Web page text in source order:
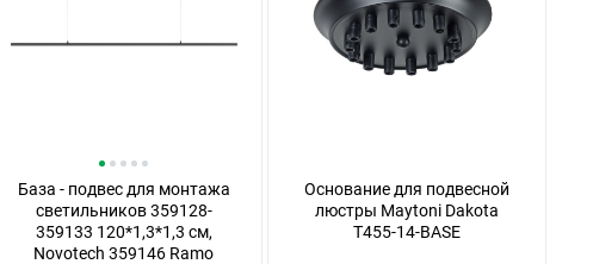
База - подвес для монтажа
светильников 359128-
359133 120*1,3*1,3 см,
Novotech 359146 Ramo
Основание для подвесной
люстры Maytoni Dakota
T455-14-BASE